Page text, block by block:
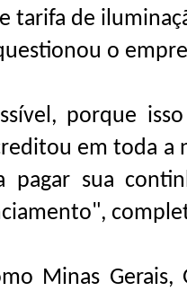
tarifa de
o
porque
em toda a
pagar sua
Minas Gerais,